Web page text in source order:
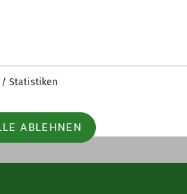
/ Statistiken
ABLEHNEN